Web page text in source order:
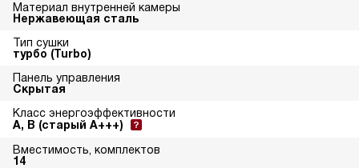
Материал внутренней камеры
Нержавеющая сталь
Тип сушки
турбо (Turbo)
Панель управления
Скрытая
Класс энергоэффективности
A, B (старый A+++)
Вместимость, комплектов
14